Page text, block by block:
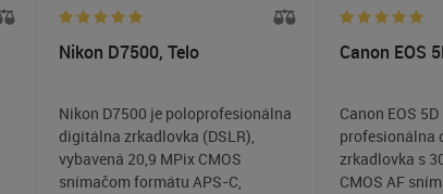
Nikon D7500, Telo
Nikon D7500 je poloprofesionálna
digitálna zrkadlovka (DSLR),
vybavená 20,9 MPix CMOS
snímačom formátu APS-C,
Canon EOS
Canon EOS
profesionálna
zrkadlovka s
CMOS AF